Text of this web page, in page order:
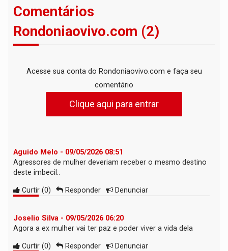
Comentários
Rondoniaovivo.com (2)
Acesse sua conta do Rondoniaovivo.com e faça seu
comentário
Clique aqui para entrar
Aguido Melo - 09/05/2026 08:51
Agressores de mulher deveriam receber o mesmo destino
deste imbecil..
Curtir (0) Responder Denunciar
Joselio Silva - 09/05/2026 06:20
Agora a ex mulher vai ter paz e poder viver a vida dela
Curtir (0) Responder Denunciar